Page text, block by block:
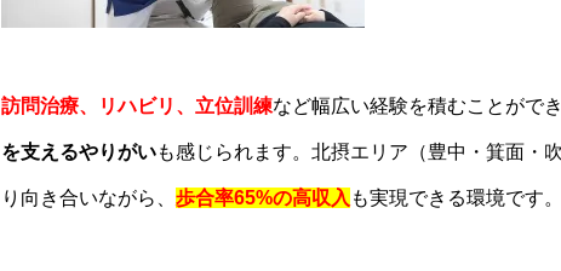
訪問治療、リハビリ、立位訓練など幅広い経験を積むことがで
を支えるやりがいも感じられます。北摂エリア（豊中・箕面・
り向き合いながら、 歩合率65%の高収入 も実現できる環境です。